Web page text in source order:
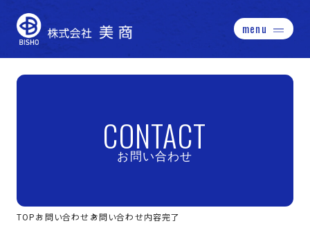
menu
お知らせ
アクセス
採用情報
CONTACT
CONTACT
お問い合わせ
TOPお問い合わせお問い合わせ内容完了